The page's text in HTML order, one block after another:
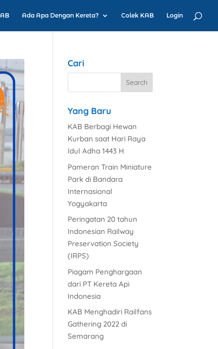
Ada Apa Dengan Kereta? Colek KAB Login
Cari
Yang Baru
KAB Berbagi Hewan
Kurban saat Hari Raya
Idul Adha 1443 H
Pameran Train Miniature
Park di Bandara
Internasional
Yogyakarta
Peringatan 20 tahun
Indonesian Railway
Preservation Society
(IRPS)
Piagam Penghargaan
dari PT Kereta Api
Indonesia
KAB Menghadiri Railfans
Gathering 2022 di
Semarang